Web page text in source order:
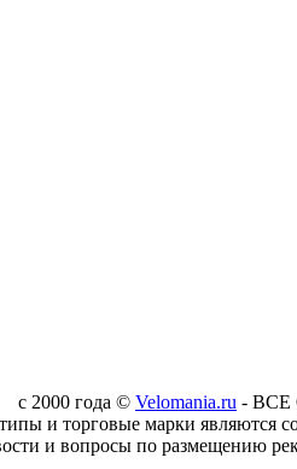
c 2000 года © Velomania.ru -
и торговые марки являются
и вопросы по размещению